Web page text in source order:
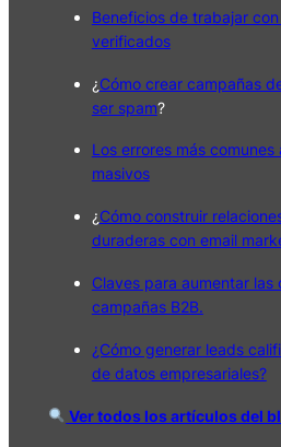
Beneficios de trabajar
verificados
¿Cómo crear campañas
ser spam?
Los errores más
masivos
¿Cómo construir
duraderas con email
Claves para aumentar las
campañas B2B.
¿Cómo generar leads
de datos empresariales?
Ver todos los artículos del